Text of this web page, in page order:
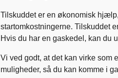
Tilskuddet er en økonomisk
startomkostningerne. Tilskuddet
Hvis du har en gaskedel, kan du
Vi ved godt, at det kan virke som
muligheder, så du kan komme i